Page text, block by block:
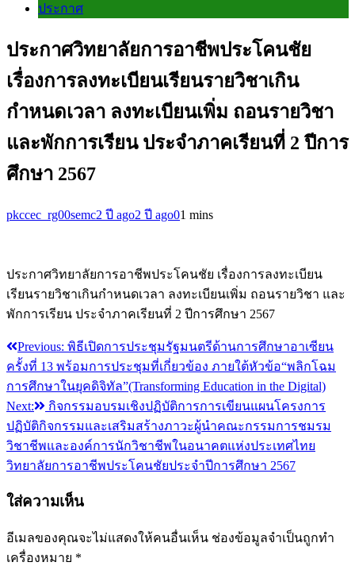
ประกาศ
ประกาศวิทยาลัยการอาชีพประโคนชัย
เรื่องการลงทะเบียนเรียนรายวิชาเกิน
กำหนดเวลา ลงทะเบียนเพิ่ม ถอนรายวิชา
และพักการเรียน ประจำภาคเรียนที่ 2 ปีการ
ศึกษา 2567
pkccec_rg00semc2 ปี ago2 ปี ago01 mins
ประกาศวิทยาลัยการอาชีพประโคนชัย เรื่องการลงทะเบียน
เรียนรายวิชาเกินกำหนดเวลา ลงทะเบียนเพิ่ม ถอนรายวิชา และ
พักการเรียน ประจำภาคเรียนที่ 2 ปีการศึกษา 2567
แนะแนว
เรื่อง
Previous: พิธีเปิดการประชุมรัฐมนตรีด้านการศึกษาอาเซียน
ครั้งที่ 13 พร้อมการประชุมที่เกี่ยวข้อง ภายใต้หัวข้อ“พลิกโฉม
การศึกษาในยุคดิจิทัล”(Transforming Education in the Digital)
Next:
กิจกรรมอบรมเชิงปฏิบัติการการเขียนแผนโครงการ
ปฏิบัติกิจกรรมและเสริมสร้างภาวะผู้นำคณะกรรมการชมรม
วิชาชีพและองค์การนักวิชาชีพในอนาคตแห่งประเทศไทย
วิทยาลัยการอาชีพประโคนชัยประจำปีการศึกษา 2567
ใส่ความเห็น
อีเมลของคุณจะไม่แสดงให้คนอื่นเห็น ช่องข้อมูลจำเป็นถูกทำ
เครื่องหมาย *